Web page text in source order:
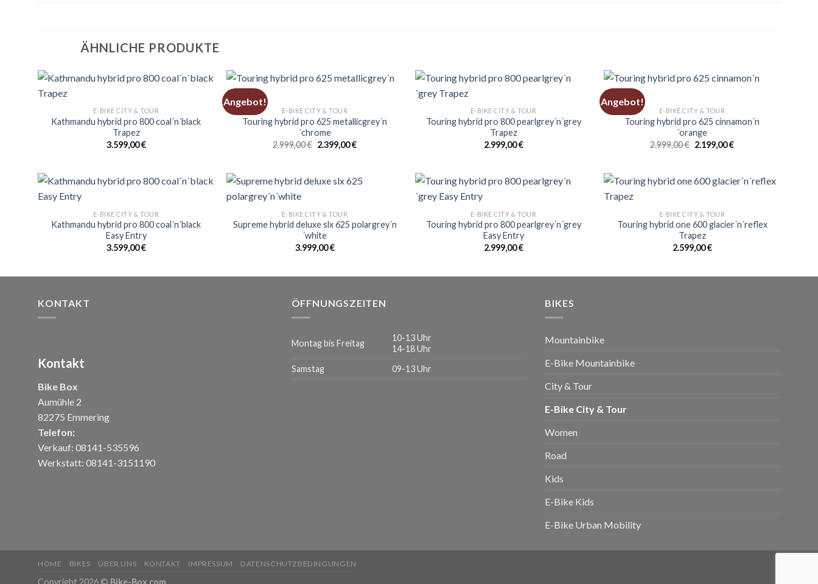
ÄHNLICHE PRODUKTE
E-BIKE CITY & TOUR
Kathmandu hybrid pro 800 coal´n´black
Trapez
3.599,00€
Angebot!
E-BIKE CITY & TOUR
Touring hybrid pro 625 metallicgrey´n
´chrome
2.999,00€ Ursprünglicher
2.399,00€Aktueller
E-BIKE CITY & TOUR
Touring hybrid pro 800 pearlgrey´n´grey
Trapez
2.999,00€
Angebot!
E-BIKE CITY & TOUR
Touring hybrid pro 625 cinnamon´n
´orange
2.999,00€ Ursprünglicher
2.199,00€Aktueller
E-BIKE CITY & TOUR
Kathmandu hybrid pro 800 coal´n´black
Easy Entry
3.599,00€
E-BIKE CITY & TOUR
Supreme hybrid deluxe slx 625 polargrey´n
´white
3.999,00€
E-BIKE CITY & TOUR
Touring hybrid pro 800 pearlgrey´n´grey
Easy Entry
2.999,00€
E-BIKE CITY & TOUR
Touring hybrid one 600 glacier´n´reflex
Trapez
2.599,00€
KONTAKT
Kontakt
Bike Box
Aumühle 2
82275 Emmering
Telefon:
Verkauf: 08141-535596
Werkstatt: 08141-3151190
ÖFFNUNGSZEITEN
Montag bis Freitag
10-13 Uhr
14-18 Uhr
Samstag
09-13 Uhr
BIKES
Mountainbike
E-Bike Mountainbike
City & Tour
E-Bike City & Tour
Women
Road
Kids
E-Bike Kids
E-Bike Urban Mobility
HOME BIKES ÜBER UNS KONTAKT IMPRESSUM DATENSCHUTZBEDINGUNGEN